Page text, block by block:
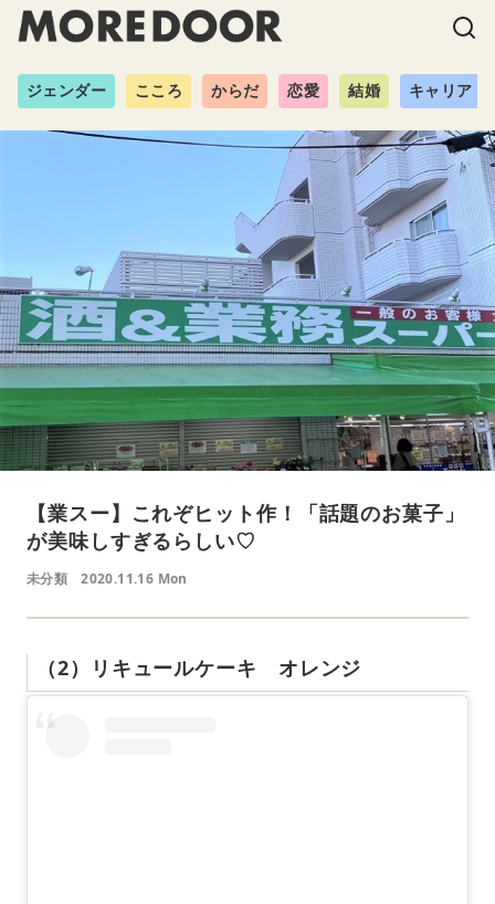
ジェンダー こころ からだ 恋愛 結婚 キャリア
【業スー】これぞヒット作！「話題のお菓子」
が美味しすぎるらしい♡
未分類 2020.11.16 Mon
（2）リキュールケーキ オレンジ